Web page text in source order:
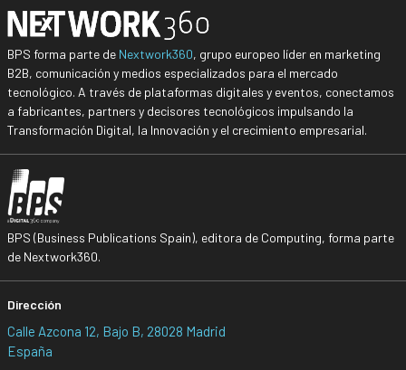
BPS forma parte de Nextwork360, grupo europeo líder en marketing
B2B, comunicación y medios especializados para el mercado
tecnológico. A través de plataformas digitales y eventos, conectamos
a fabricantes, partners y decisores tecnológicos impulsando la
Transformación Digital, la Innovación y el crecimiento empresarial.
BPS (Business Publications Spain), editora de Computing, forma parte
de Nextwork360.
Dirección
Calle Azcona 12, Bajo B, 28028 Madrid
España